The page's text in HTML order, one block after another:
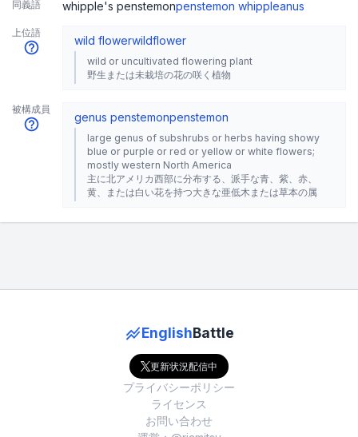
同義語 whipple's penstemonpenstemon whippleanus
上位語
wild flowerwildflower
wild or uncultivated flowering plant
野生または未栽培の花の咲く植物
被構成員
genus penstemonpenstemon
large genus of subshrubs or herbs having showy
blue or purple or red or yellow or white flowers;
mostly western North America
主に北アメリカ西部に分布する、派手な青、紫、赤、
黄、または白い花を持つ大きな亜低木または草本の属
EnglishBattle
更新状況配信中
プライバシーポリシー
ライセンス
お問い合わせ